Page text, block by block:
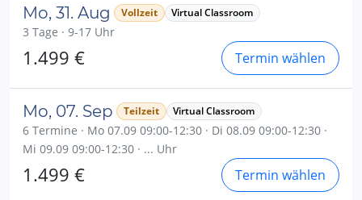
Mo, 31. Aug Vollzeit Virtual Classroom
3 Tage · 9-17 Uhr
1.499 € Termin wählen
Mo, 07. Sep Teilzeit Virtual Classroom
6 Termine · Mo 07.09 09:00-12:30 · Di 08.09 09:00-12:30 ·
Mi 09.09 09:00-12:30 · ... Uhr
1.499 € Termin wählen